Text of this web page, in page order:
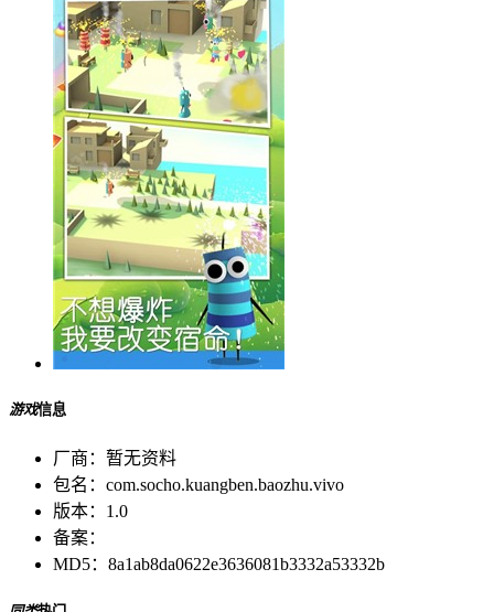
游戏信息
厂商： 暂无资料
包名： com.socho.kuangben.baozhu.vivo
版本： 1.0
备案：
MD5： 8a1ab8da0622e3636081b3332a53332b